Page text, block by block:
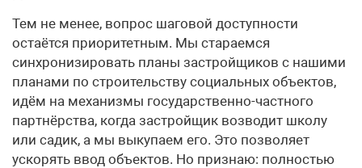
Тем не менее, вопрос шаговой доступности
остаётся приоритетным. Мы стараемся
синхронизировать планы застройщиков с нашими
планами по строительству социальных объектов,
идём на механизмы государственно-частного
партнёрства, когда застройщик возводит школу
или садик, а мы выкупаем его. Это позволяет
ускорять ввод объектов. Но признаю: полностью